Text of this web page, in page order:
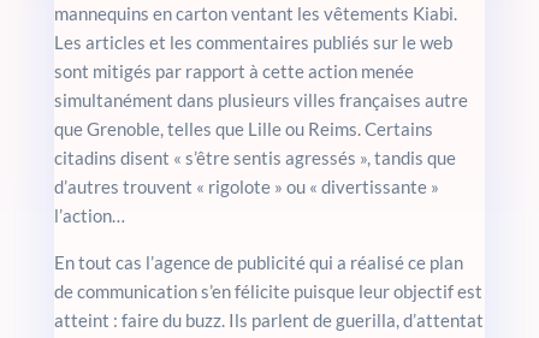
mannequins en carton ventant les vêtements Kiabi.
Les articles et les commentaires publiés sur le web
sont mitigés par rapport à cette action menée
simultanément dans plusieurs villes françaises autre
que Grenoble, telles que Lille ou Reims. Certains
citadins disent « s’être sentis agressés », tandis que
d’autres trouvent « rigolote » ou « divertissante »
l’action…
En tout cas l’agence de publicité qui a réalisé ce plan
de communication s’en félicite puisque leur objectif est
atteint : faire du buzz. Ils parlent de guerilla, d’attentat